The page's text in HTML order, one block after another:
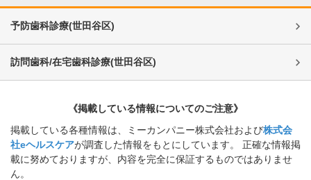
予防歯科診療(世田谷区)
訪問歯科/在宅歯科診療(世田谷区)
《掲載している情報についてのご注意》
掲載している各種情報は、ミーカンパニー株式会社および株式会
社eヘルスケアが調査した情報をもとにしています。 正確な情報掲
載に努めておりますが、内容を完全に保証するものではありませ
ん。